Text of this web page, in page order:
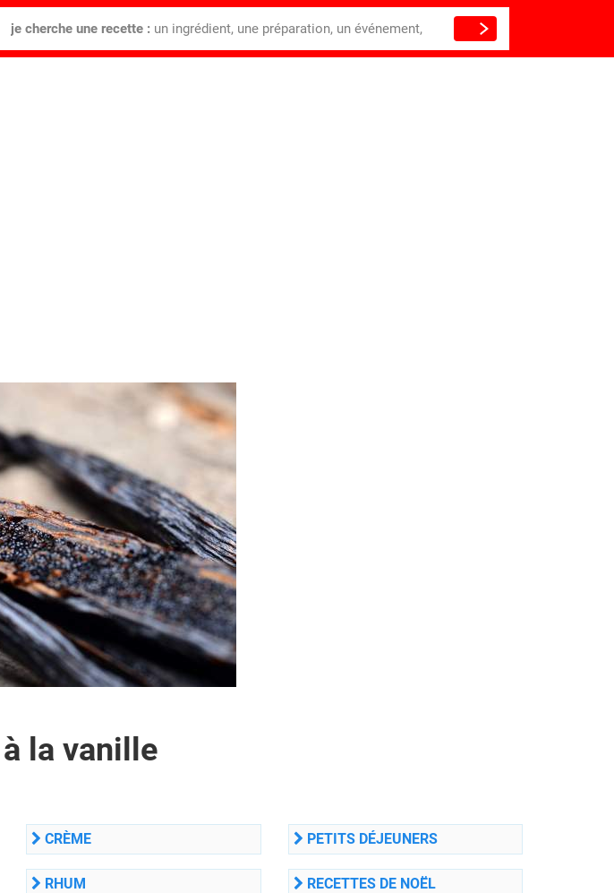
je cherche une recette : un ingrédient, une préparation, un événement,
la vanille
CRÈME
RHUM
PETITS DÉJEUNERS
RECETTES DE NOËL